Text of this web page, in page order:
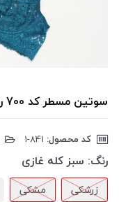
سوتین مسطر کد 700 رنگ کله غازی سایز 80
کد محصول:
رنگ: سبز کله غازی
زرشکی مشکی